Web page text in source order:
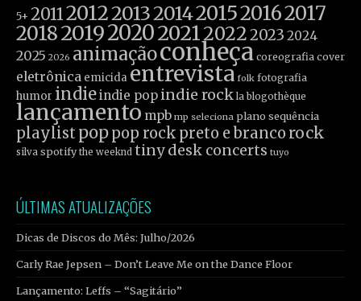
5+ 2011201220132014201520162017
201820192020202120222023 2024
2025 2026 animaçãoconheça coreografia cover
eletrônica emicida entrevista folk fotografia
humor indieindie pop indie rock la blogothèque
lançamento mpb mp seleciona plano sequência
playlist poppop rock preto e branco rock
silva spotify the weeknd tiny desk concerts tuyo
ÚLTIMAS ATUALIZAÇÕES
Dicas de Discos do Mês: Julho/2026
Carly Rae Jepsen – Don’t Leave Me on the Dance Floor
Lançamento: Leffs – “Sagitário”